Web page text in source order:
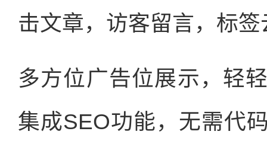
击文章，访客留言，标
多方位广告位展示，轻
集成SEO功能，无需代